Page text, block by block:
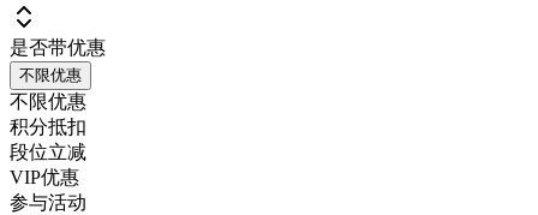
是否带优惠
不限优惠
不限优惠
积分抵扣
段位立减
VIP优惠
参与活动